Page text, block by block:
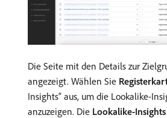
Die Seite mit den Details zur
angezeigt. Wählen Sie
Insights“ aus, um die Lookalike-
anzuzeigen. Die Lookalike-Insights